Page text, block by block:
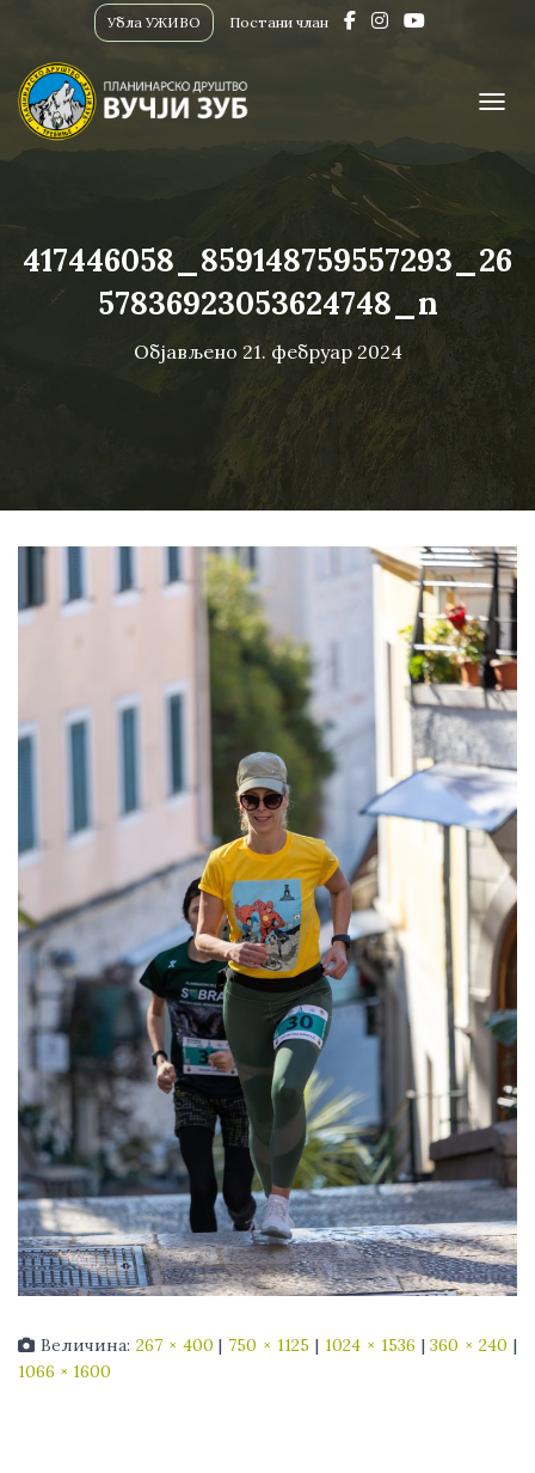
Убла УЖИВО Постани члан
417446058_859148759557293_26
57836923053624748_n
Објављено 21. фебруар 2024
Величина: 267 × 400 | 750 × 1125 | 1024 × 1536 | 360 × 240 |
1066 × 1600